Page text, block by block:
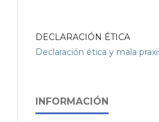
DECLARACIÓN ÉTICA
Declaración ética y mala
INFORMACIÓN